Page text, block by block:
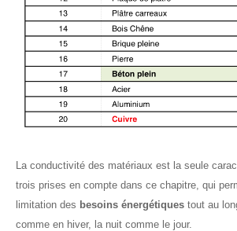
La conductivité des matériaux est la seule
trois prises en compte dans ce chapitre, qui
limitation des besoins énergétiques tout au
comme en hiver, la nuit comme le jour.